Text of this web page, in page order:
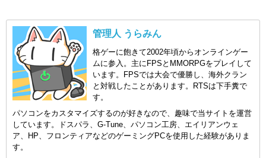
管理人 うらみん
格ゲーに飽きて2002年頃からオンラインゲー
ムに参入。主にFPSとMMORPGをプレイして
います。FPSでは大会で優勝し、海外クラン
と対戦したことがあります。RTSは下手糞で
す。
パソコンをカスタマイズするのが好きなので、趣味で当サイトを運営
しています。ドスパラ、G-Tune、パソコン工房、エイリアンウェ
ア、HP、フロンティアなどのゲーミングPCを使用した経験がありま
す。